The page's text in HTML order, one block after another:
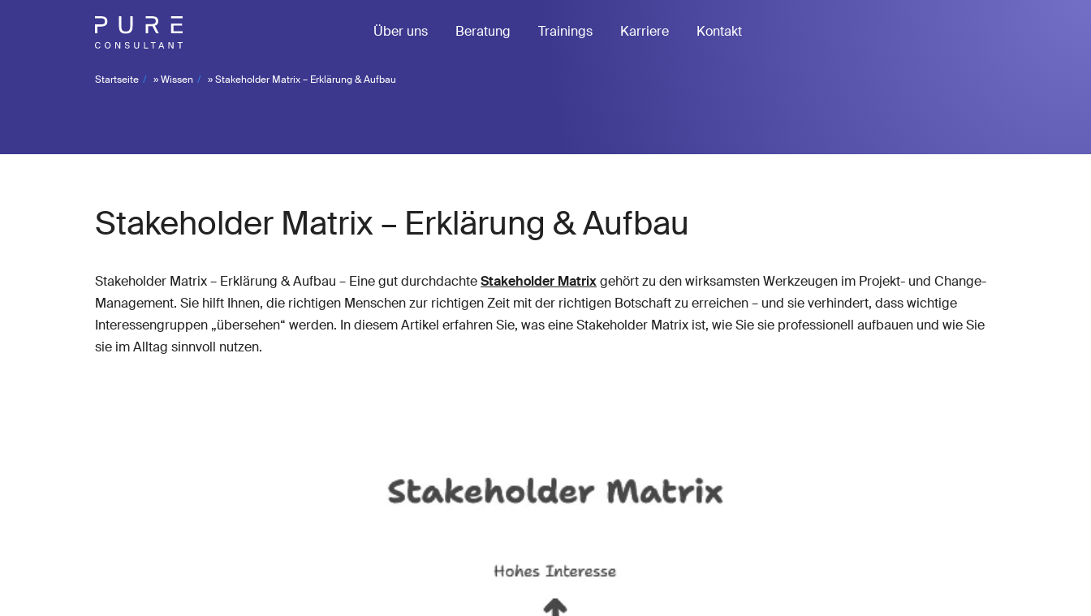
Über uns Beratung Trainings Karriere Kontakt
Startseite »Wissen »Stakeholder Matrix – Erklärung & Aufbau
Stakeholder Matrix – Erklärung & Aufbau
Stakeholder Matrix – Erklärung & Aufbau – Eine gut durchdachteStakeholder Matrixgehört zu den wirksamsten Werkzeugen im Projekt- und Change-
Management. Sie hilft Ihnen, die richtigen Menschen zur richtigen Zeit mit der richtigen Botschaft zu erreichen – und sie verhindert, dass wichtige
Interessengruppen „übersehen“ werden. In diesem Artikel erfahren Sie, was eine Stakeholder Matrix ist, wie Sie sie professionell aufbauen und wie Sie
sie im Alltag sinnvoll nutzen.